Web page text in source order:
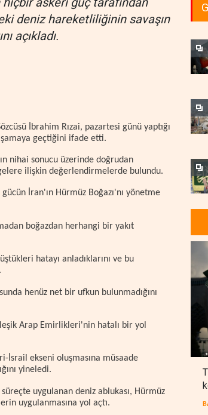
deniz hareketliliğinin savaşın
açıkladı.
İbrahim Rızai, pazartesi günü yaptığı
geçtiğini ifade etti.
nihai sonucu üzerinde doğrudan
ilişkin değerlendirmelerde bulundu.
İran'ın Hürmüz Boğazı'nı yönetme
boğazdan herhangi bir yakıt
hatayı anladıklarını ve bu
henüz net bir ufkun bulunmadığını
Arap Emirlikleri'nin hatalı bir yol
ekseni oluşmasına müsaade
yineledi.
uygulanan deniz ablukası, Hürmüz
uygulanmasına yol açtı.